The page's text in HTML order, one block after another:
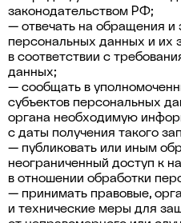
законодательством РФ;
— отвечать на обращения и
персональных данных и их
в соответствии с
данных;
— сообщать в
субъектов персональных
органа необходимую
с даты получения такого
— публиковать или иным
неограниченный доступ к
в отношении обработки
— принимать правовые,
и технические меры для